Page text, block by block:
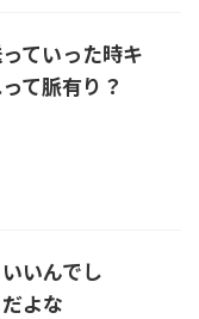
ていった時キ
て脈有り？
いんでし
よな